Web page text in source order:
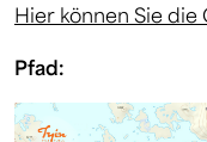
Hier können Sie die
Pfad: